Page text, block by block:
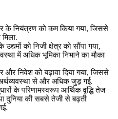
के नियंत्रण को कम किया गया, जिससे
उद्यमों को निजी क्षेत्र को सौंपा गया,
में अधिक भूमिका निभाने का मौका
और निवेश को बढ़ावा दिया गया, जिससे
अर्थव्यवस्था से और अधिक जुड़ गई.
के परिणामस्वरूप आर्थिक वृद्धि तेज
दुनिया की सबसे तेजी से बढ़ती